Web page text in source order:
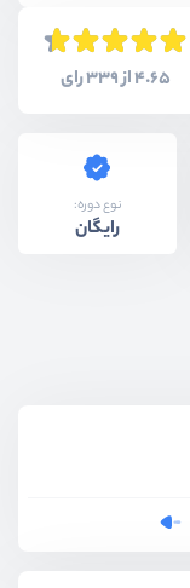
4.65 از 339 رای
نوع دوره:
رایگان